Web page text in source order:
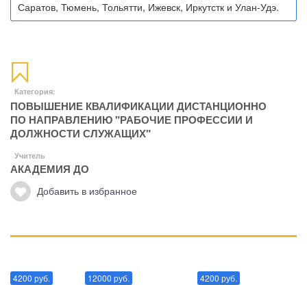
Саратов, Тюмень, Тольятти, Ижевск, Иркутстк и Улан-Удэ.
Категория:
ПОВЫШЕНИЕ КВАЛИФИКАЦИИ ДИСТАНЦИОННО
ПО НАПРАВЛЕНИЮ "РАБОЧИЕ ПРОФЕССИИ И
ДОЛЖНОСТИ СЛУЖАЩИХ"
Учитель
АКАДЕМИЯ ДО
Добавить в избранное
4200 руб. 12000 руб. 4200 руб.